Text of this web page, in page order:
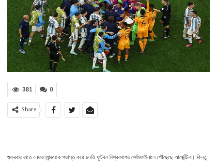
0
381
Share
শুক্রবার রাতে নেদারল্যান্ডসকে পরাস্ত করে চলতি ফুটবল বিশ্বকাপের সেমিফাইনালে পৌঁছেছে আর্জেন্টিনা। কিন্তু